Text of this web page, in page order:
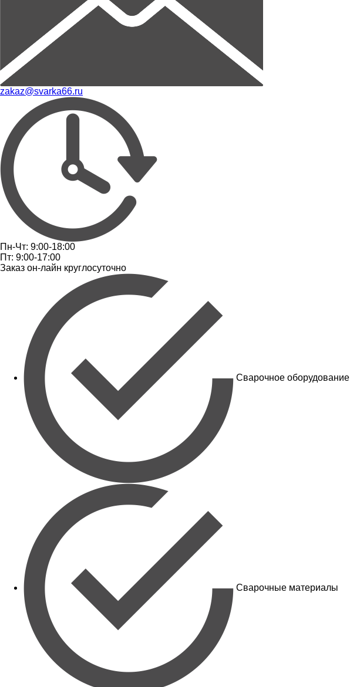
zakaz@svarka66.ru
Пн-Чт: 9:00-18:00
Пт: 9:00-17:00
Заказ он-лайн круглосуточно
Сварочное оборудование
Сварочные материалы